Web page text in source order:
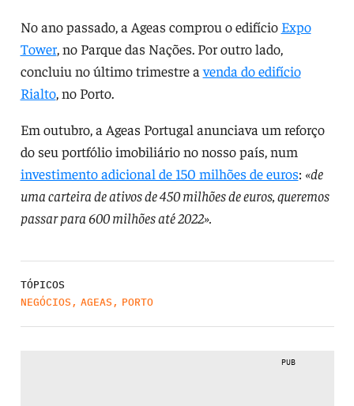
No ano passado, a Ageas comprou o edifício Expo
Tower, no Parque das Nações. Por outro lado,
concluiu no último trimestre avenda do edifício
Rialto, no Porto.
Em outubro, a Ageas Portugal anunciava um reforço
do seu portfólio imobiliário no nosso país, num
investimento adicional de 150 milhões de euros: «de
uma carteira de ativos de 450 milhões de euros, queremos
passar para 600 milhões até 2022».
TÓPICOS
NEGÓCIOS , AGEAS , PORTO
PUB